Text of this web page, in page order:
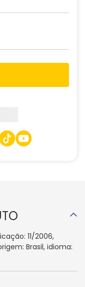
11/2006,
Brasil, idioma: